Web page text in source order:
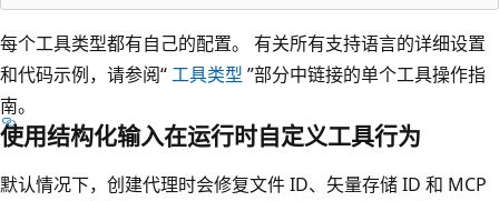
每个工具类型都有自己的配置。 有关所有支持语言的详细设置
和代码示例，请参阅“工具类型 ”部分中链接的单个工具操作指
南。
使用结构化输入在运行时自定义工具行为
默认情况下，创建代理时会修复文件 ID、矢量存储 ID 和 MCP